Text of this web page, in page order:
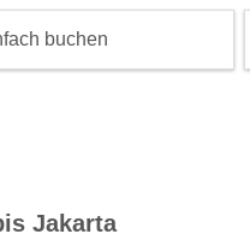
buchen
Jakarta